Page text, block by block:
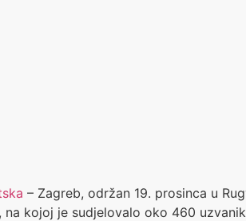
– Zagreb, održan 19. prosinca u
kojoj je sudjelovalo oko 460